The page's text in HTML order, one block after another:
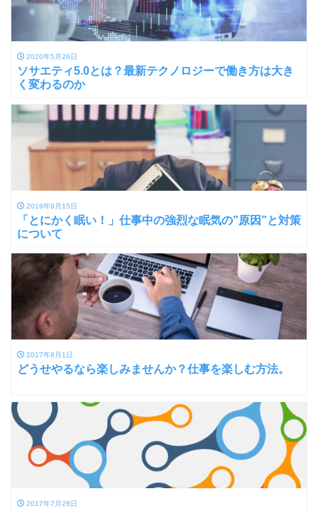
2020年5月26日
ソサエティ5.0とは？最新テクノロジーで働き方は大き
く変わるのか
2019年9月15日
「とにかく眠い！」仕事中の強烈な眠気の”原因”と対策
について
2017年8月1日
どうせやるなら楽しみませんか？仕事を楽しむ方法。
2017年7月28日